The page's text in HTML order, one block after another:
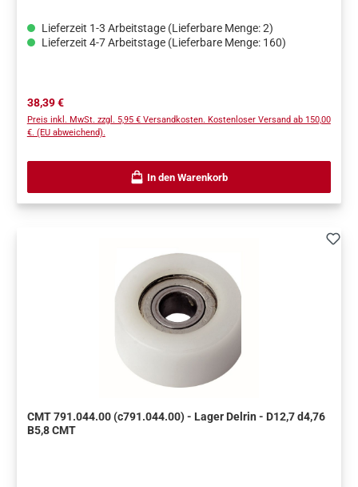
um das Material beim Verkleben zusammenzuhalten. Die Backen
können das Werkstück über die gesamte Länge der Klemmschiene
Beständigkeit und Präzision gewährleistet. Optionales Zubehör
verfügbar: wie z. B. ein Set Verbindungsstücke, mit denen Sie zwei
Schienen miteinander verbinden können, um ihre Verwendung als
Breite des Klemmschiene ist 50 mm. Zahlreiches Zubehör
erhältlich, um die Einsatzmöglichkeiten dieser Klemmschienen zu
Lieferzeit 1-3 Arbeitstage (Lieferbare Menge: 2)
Lieferzeit 4-7 Arbeitstage (Lieferbare Menge: 160)
Regulärer Preis:
38,39 €
Preis inkl. MwSt. zzgl. 5,95 € Versandkosten. Kostenloser Versand ab 150,00
€. (EU abweichend).
In den Warenkorb
CMT 791.044.00 (c791.044.00) - Lager Delrin - D12,7 d4,76
B5,8 CMT